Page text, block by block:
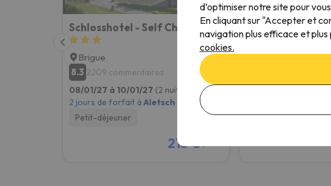
Schlosshotel - Self Check-In Hotel
Brigue
8.3 2209 commentaires
08/01/27 à 10/01/27 (2 nuits)
2 jours de forfait à Aletsch Arena
Petit-déjeuner
215 €
Hotel
Fiesch
Seulement logement
d’optimiser notre site pour
En cliquant sur "Accepter et
navigation plus efficace et
cookies.